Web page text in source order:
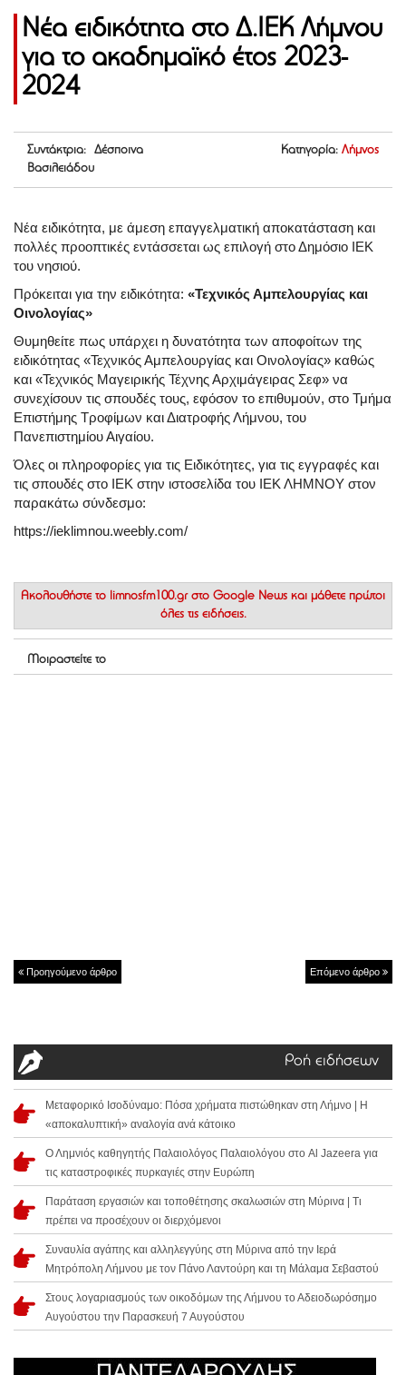
Νέα ειδικότητα στο Δ.ΙΕΚ Λήμνου
για το ακαδημαϊκό έτος 2023-
2024
Συντάκτρια: Δέσποινα
Βασιλειάδου
Κατηγορία: Λήμνος
Νέα ειδικότητα, με άμεση επαγγελματική αποκατάσταση και
πολλές προοπτικές εντάσσεται ως επιλογή στο Δημόσιο ΙΕΚ
του νησιού.
Πρόκειται για την ειδικότητα: «Τεχνικός Αμπελουργίας και
Οινολογίας»
Θυμηθείτε πως υπάρχει η δυνατότητα των αποφοίτων της
ειδικότητας «Τεχνικός Αμπελουργίας και Οινολογίας» καθώς
και «Τεχνικός Μαγειρικής Τέχνης Αρχιμάγειρας Σεφ» να
συνεχίσουν τις σπουδές τους, εφόσον το επιθυμούν, στο Τμήμα
Επιστήμης Τροφίμων και Διατροφής Λήμνου, του
Πανεπιστημίου Αιγαίου.
Όλες οι πληροφορίες για τις Ειδικότητες, για τις εγγραφές και
τις σπουδές στο ΙΕΚ στην ιστοσελίδα του ΙΕΚ ΛΗΜΝΟΥ στον
παρακάτω σύνδεσμο:
https://ieklimnou.weebly.com/
Ακολουθήστε το limnosfm100.gr στο Google News και μάθετε πρώτοι
όλες τις ειδήσεις.
Μοιραστείτε το
Προηγούμενο άρθρο Επόμενο άρθρο
Ροή ειδήσεων
Μεταφορικό Ισοδύναμο: Πόσα χρήματα πιστώθηκαν στη Λήμνο | Η
«αποκαλυπτική» αναλογία ανά κάτοικο
Ο Λημνιός καθηγητής Παλαιολόγος Παλαιολόγου στο Al Jazeera για
τις καταστροφικές πυρκαγιές στην Ευρώπη
Παράταση εργασιών και τοποθέτησης σκαλωσιών στη Μύρινα | Τι
πρέπει να προσέχουν οι διερχόμενοι
Συναυλία αγάπης και αλληλεγγύης στη Μύρινα από την Ιερά
Μητρόπολη Λήμνου με τον Πάνο Λαντούρη και τη Μάλαμα Σεβαστού
Στους λογαριασμούς των οικοδόμων της Λήμνου το Αδειοδωρόσημο
Αυγούστου την Παρασκευή 7 Αυγούστου